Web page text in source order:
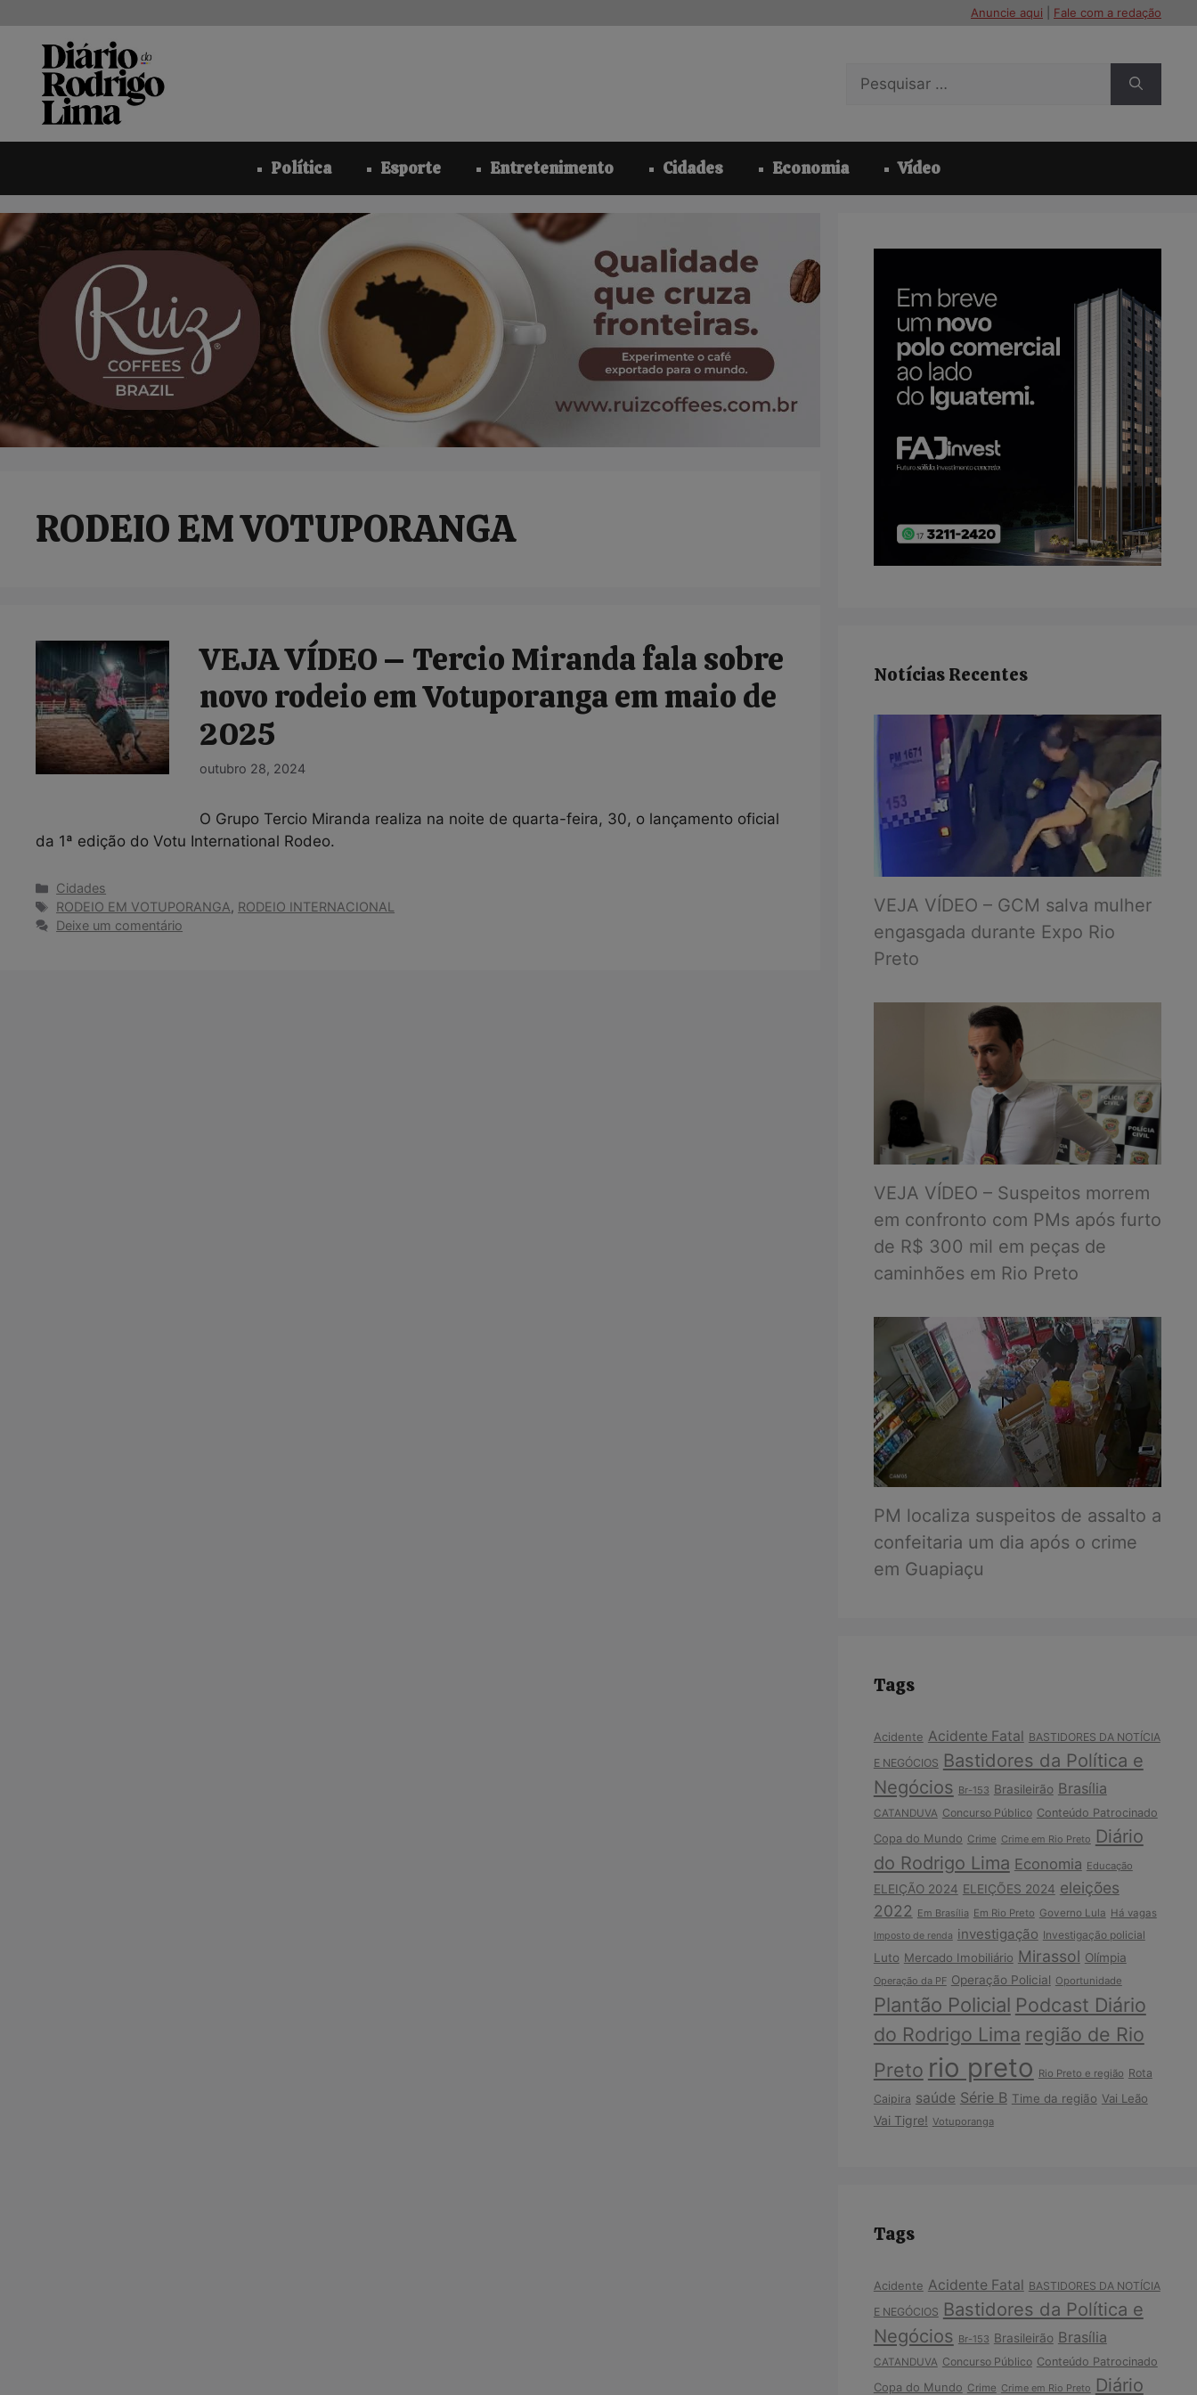
conteúdo
Anuncie aqui Fale com a redação
por:
Política Esporte Entretenimento Cidades Economia Vídeo
RODEIO EM VOTUPORANGA
VEJA VÍDEO – Tercio Miranda fala sobre
novo rodeio em Votuporanga em maio de
2025
outubro 28, 2024
O Grupo Tercio Miranda realiza na noite de quarta-feira, 30, o lançamento oficial
da 1ª edição do Votu International Rodeo.
Categorias
Cidades
Tags
RODEIO EM VOTUPORANGA, RODEIO INTERNACIONAL
Deixe um comentário
Notícias Recentes
VEJA VÍDEO – GCM salva mulher
engasgada durante Expo Rio
Preto
VEJA VÍDEO – Suspeitos morrem
em confronto com PMs após furto
de R$ 300 mil em peças de
caminhões em Rio Preto
PM localiza suspeitos de assalto a
confeitaria um dia após o crime
em Guapiaçu
Tags
Acidente Acidente Fatal BASTIDORES DA NOTÍCIA
E NEGÓCIOS Bastidores da Política e
Negócios Br-153 Brasileirão Brasília
CATANDUVA Concurso Público Conteúdo Patrocinado
Copa do Mundo Crime Crime em Rio Preto Diário
do Rodrigo Lima Economia Educação
ELEIÇÃO 2024 ELEIÇÕES 2024 eleições
2022 Em Brasília Em Rio Preto Governo Lula Há vagas
Imposto de renda investigação Investigação policial
Luto Mercado Imobiliário Mirassol Olímpia
Operação da PF Operação Policial Oportunidade
Plantão Policial Podcast Diário
do Rodrigo Lima região de Rio
Preto rio preto Rio Preto e região Rota
Caipira saúde Série B Time da região Vai Leão
Vai Tigre! Votuporanga
Tags
Acidente Acidente Fatal BASTIDORES DA NOTÍCIA
E NEGÓCIOS Bastidores da Política e
Negócios Br-153 Brasileirão Brasília
CATANDUVA Concurso Público Conteúdo Patrocinado
Copa do Mundo Crime Crime em Rio Preto Diário